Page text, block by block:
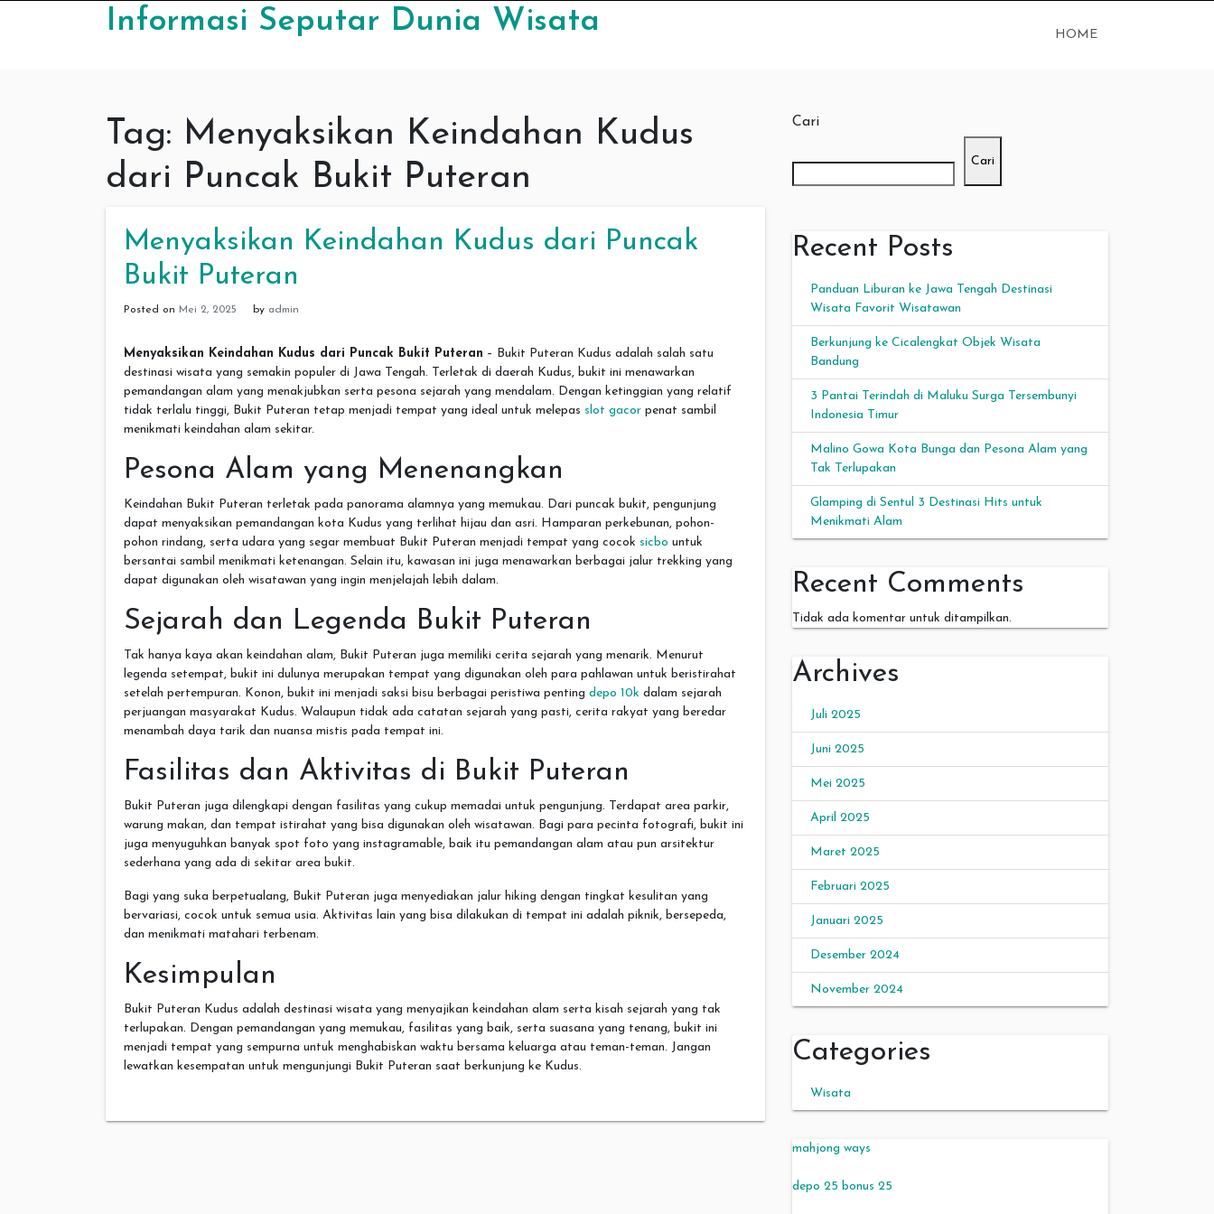
Informasi Seputar Dunia Wisata HOME
Tag: Menyaksikan Keindahan Kudus
dari Puncak Bukit Puteran
Menyaksikan Keindahan Kudus dari Puncak
Bukit Puteran
Posted on Mei 2, 2025 by admin
Menyaksikan Keindahan Kudus dari Puncak Bukit Puteran – Bukit Puteran Kudus adalah salah satu
destinasi wisata yang semakin populer di Jawa Tengah. Terletak di daerah Kudus, bukit ini menawarkan
pemandangan alam yang menakjubkan serta pesona sejarah yang mendalam. Dengan ketinggian yang relatif
tidak terlalu tinggi, Bukit Puteran tetap menjadi tempat yang ideal untuk melepas slot gacor penat sambil
menikmati keindahan alam sekitar.
Pesona Alam yang Menenangkan
Keindahan Bukit Puteran terletak pada panorama alamnya yang memukau. Dari puncak bukit, pengunjung
dapat menyaksikan pemandangan kota Kudus yang terlihat hijau dan asri. Hamparan perkebunan, pohon-
pohon rindang, serta udara yang segar membuat Bukit Puteran menjadi tempat yang cocok sicbo untuk
bersantai sambil menikmati ketenangan. Selain itu, kawasan ini juga menawarkan berbagai jalur trekking yang
dapat digunakan oleh wisatawan yang ingin menjelajah lebih dalam.
Sejarah dan Legenda Bukit Puteran
Tak hanya kaya akan keindahan alam, Bukit Puteran juga memiliki cerita sejarah yang menarik. Menurut
legenda setempat, bukit ini dulunya merupakan tempat yang digunakan oleh para pahlawan untuk beristirahat
setelah pertempuran. Konon, bukit ini menjadi saksi bisu berbagai peristiwa penting depo 10k dalam sejarah
perjuangan masyarakat Kudus. Walaupun tidak ada catatan sejarah yang pasti, cerita rakyat yang beredar
menambah daya tarik dan nuansa mistis pada tempat ini.
Fasilitas dan Aktivitas di Bukit Puteran
Bukit Puteran juga dilengkapi dengan fasilitas yang cukup memadai untuk pengunjung. Terdapat area parkir,
warung makan, dan tempat istirahat yang bisa digunakan oleh wisatawan. Bagi para pecinta fotografi, bukit ini
juga menyuguhkan banyak spot foto yang instagramable, baik itu pemandangan alam atau pun arsitektur
sederhana yang ada di sekitar area bukit.
Bagi yang suka berpetualang, Bukit Puteran juga menyediakan jalur hiking dengan tingkat kesulitan yang
bervariasi, cocok untuk semua usia. Aktivitas lain yang bisa dilakukan di tempat ini adalah piknik, bersepeda,
dan menikmati matahari terbenam.
Kesimpulan
Bukit Puteran Kudus adalah destinasi wisata yang menyajikan keindahan alam serta kisah sejarah yang tak
terlupakan. Dengan pemandangan yang memukau, fasilitas yang baik, serta suasana yang tenang, bukit ini
menjadi tempat yang sempurna untuk menghabiskan waktu bersama keluarga atau teman-teman. Jangan
lewatkan kesempatan untuk mengunjungi Bukit Puteran saat berkunjung ke Kudus.
Cari
Cari
Recent Posts
Panduan Liburan ke Jawa Tengah Destinasi
Wisata Favorit Wisatawan
Berkunjung ke Cicalengkat Objek Wisata
Bandung
3 Pantai Terindah di Maluku Surga Tersembunyi
Indonesia Timur
Malino Gowa Kota Bunga dan Pesona Alam yang
Tak Terlupakan
Glamping di Sentul 3 Destinasi Hits untuk
Menikmati Alam
Recent Comments
Tidak ada komentar untuk ditampilkan.
Archives
Juli 2025
Juni 2025
Mei 2025
April 2025
Maret 2025
Februari 2025
Januari 2025
Desember 2024
November 2024
Categories
Wisata
mahjong ways
depo 25 bonus 25